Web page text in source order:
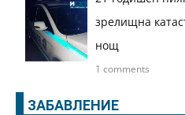
зрелищна
нощ
1 comments
ЗАБАВЛЕНИЕ